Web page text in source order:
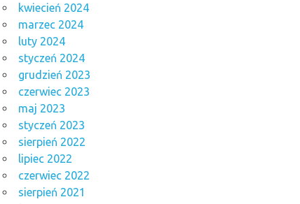
kwiecień 2024
marzec 2024
luty 2024
styczeń 2024
grudzień 2023
czerwiec 2023
maj 2023
styczeń 2023
sierpień 2022
lipiec 2022
czerwiec 2022
sierpień 2021